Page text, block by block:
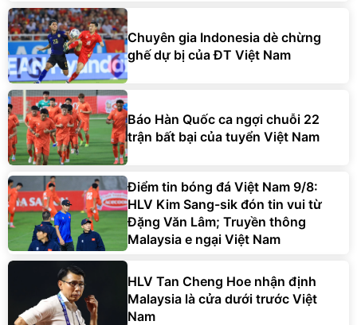
Chuyên gia Indonesia dè chừng
ghế dự bị của ĐT Việt Nam
Báo Hàn Quốc ca ngợi chuỗi 22
trận bất bại của tuyển Việt Nam
Điểm tin bóng đá Việt Nam 9/8:
HLV Kim Sang-sik đón tin vui từ
Đặng Văn Lâm; Truyền thông
Malaysia e ngại Việt Nam
HLV Tan Cheng Hoe nhận định
Malaysia là cửa dưới trước Việt
Nam